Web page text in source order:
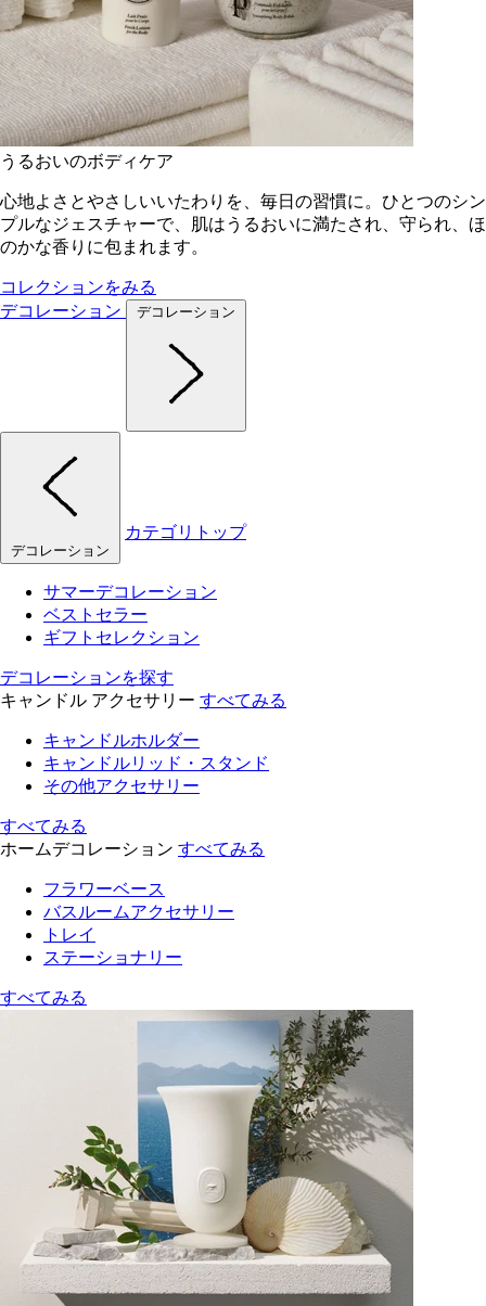
うるおいのボディケア
心地よさとやさしいいたわりを、毎日の習慣に。ひとつのシン
プルなジェスチャーで、肌はうるおいに満たされ、守られ、ほ
のかな香りに包まれます。
コレクションをみる
デコレーション
デコレーション
デコレーション
カテゴリトップ
サマーデコレーション
ベストセラー
ギフトセレクション
デコレーションを探す
キャンドル アクセサリー すべてみる
キャンドルホルダー
キャンドルリッド・スタンド
その他アクセサリー
すべてみる
ホームデコレーション すべてみる
フラワーベース
バスルームアクセサリー
トレイ
ステーショナリー
すべてみる